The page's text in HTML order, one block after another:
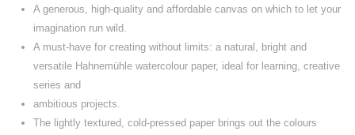
A generous, high-quality and affordable canvas on which to let your
imagination run wild.
A must-have for creating without limits: a natural, bright and
versatile Hahnemühle watercolour paper, ideal for learning, creative
series and
ambitious projects.
The lightly textured, cold-pressed paper brings out the colours